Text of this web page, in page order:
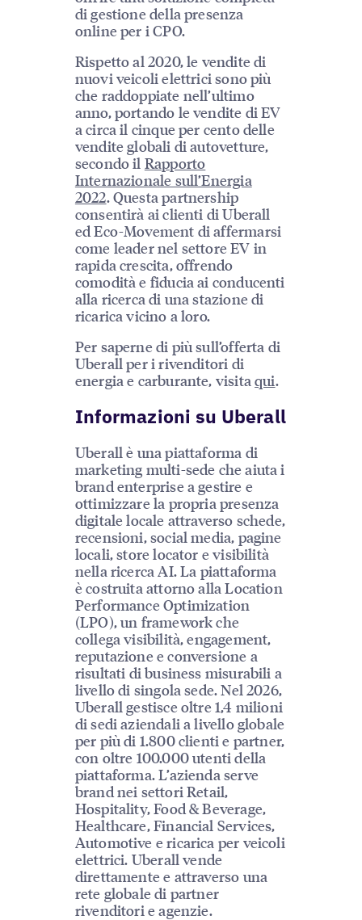
di gestione della presenza
online per i CPO.
Rispetto al 2020, le vendite di
nuovi veicoli elettrici sono più
che raddoppiate nell’ultimo
anno, portando le vendite di EV
a circa il cinque per cento delle
vendite globali di autovetture,
secondo il Rapporto
Internazionale sull’Energia
2022. Questa partnership
consentirà ai clienti di Uberall
ed Eco-Movement di affermarsi
come leader nel settore EV in
rapida crescita, offrendo
comodità e fiducia ai conducenti
alla ricerca di una stazione di
ricarica vicino a loro.
Per saperne di più sull’offerta di
Uberall per i rivenditori di
energia e carburante, visitaqui.
Informazioni su Uberall
Uberall è una piattaforma di
marketing multi-sede che aiuta i
brand enterprise a gestire e
ottimizzare la propria presenza
digitale locale attraverso schede,
recensioni, social media, pagine
locali, store locator e visibilità
nella ricerca AI. La piattaforma
è costruita attorno alla Location
Performance Optimization
(LPO), un framework che
collega visibilità, engagement,
reputazione e conversione a
risultati di business misurabili a
livello di singola sede. Nel 2026,
Uberall gestisce oltre 1,4 milioni
di sedi aziendali a livello globale
per più di 1.800 clienti e partner,
con oltre 100.000 utenti della
piattaforma. L’azienda serve
brand nei settori Retail,
Hospitality, Food & Beverage,
Healthcare, Financial Services,
Automotive e ricarica per veicoli
elettrici. Uberall vende
direttamente e attraverso una
rete globale di partner
rivenditori e agenzie.